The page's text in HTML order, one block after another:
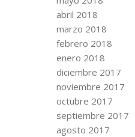
abril 2018
marzo 2018
febrero 2018
enero 2018
diciembre 2017
noviembre 2017
octubre 2017
septiembre 2017
agosto 2017